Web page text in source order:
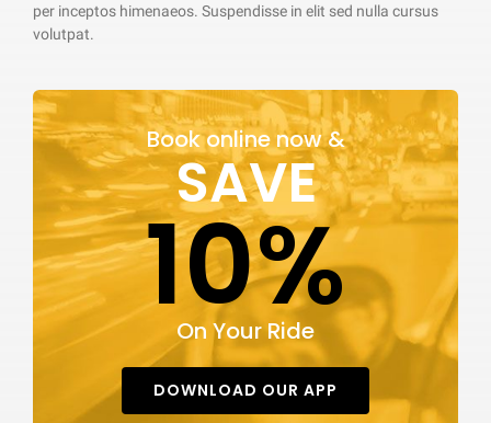
per inceptos himenaeos. Suspendisse in elit sed nulla cursus
volutpat.
Book online now &
SAVE
10%
On Your Ride
DOWNLOAD OUR APP